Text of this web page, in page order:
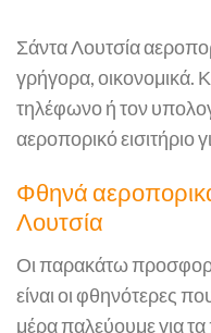
Σάντα Λουτσία
γρήγορα, οικονομικά.
τηλέφωνο ή τον
αεροπορικό εισιτήριο
Φθηνά
Λουτσία
Οι παρακάτω
είναι οι φθηνότερες
μέρα παλεύουμε για τα